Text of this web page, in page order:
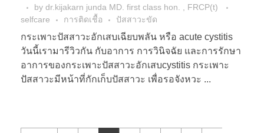
by dr.kijakarn junda MD. first class hon. , FRCP(t)
selfcare
การติดเชื้อ ปัสสาวะขัด
กระเพาะปัสสาวะอักเสบเฉียบพลัน หรือ acute cystitis
วันนี้เรามารีวิวกัน กับอาการ การวินิจฉัย และการรักษา
อาการของกระเพาะปัสสาวะอักเสบcystitis กระเพาะ
ปัสสาวะมีหน้าที่กักเก็บปัสสาวะ เพื่อรอจังหวะ ...